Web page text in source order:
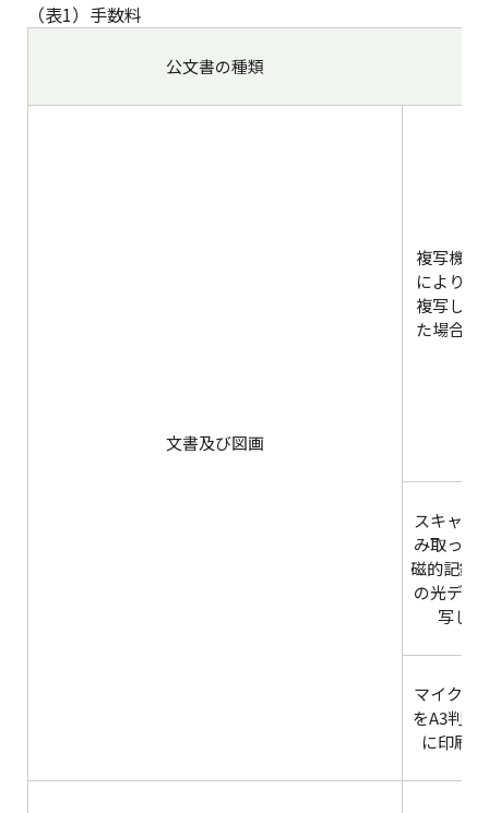
（表1）手数料
公文書の種類
文書及び図画
複写機
により
複写し
た場合
スキャナ
み取って
磁的記録
の光ディ
写し
マイクロ
をA3判以
に印刷